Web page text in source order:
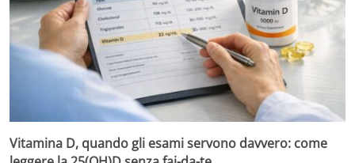
Vitamina D, quando gli esami servono davvero: come